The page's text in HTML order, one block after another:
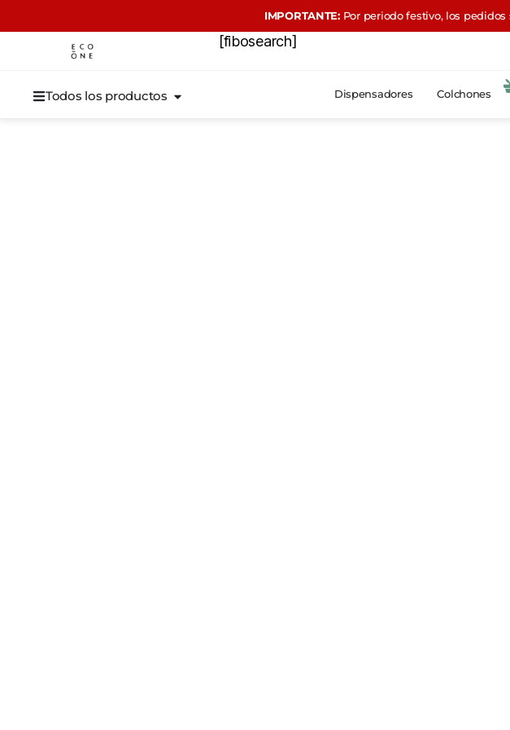
IMPORTANTE:Por periodo festivo, los
[fibosearch]
Todos los productos Dispensadores Colchones